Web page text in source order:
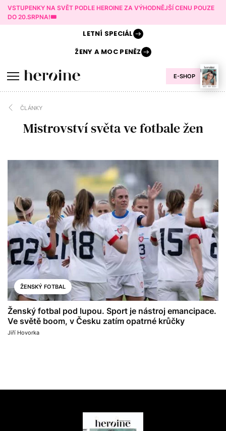
VSTUPENKY NA SVĚT PODLE HEROINE ZA VÝHODNĚJŠÍ CENU POUZE
DO 20.SRPNA!🎟️
E-SHOP
LETNÍ SPECIÁL
ŽENY AMOC PENĚZ
ČLÁNKY
Mistrovství světa ve fotbale žen
ŽENSKÝ FOTBAL
Ženský fotbal pod lupou. Sport je nástroj emancipace.
Ve světě boom, v Česku zatím opatrné krůčky
Jiří Hovorka